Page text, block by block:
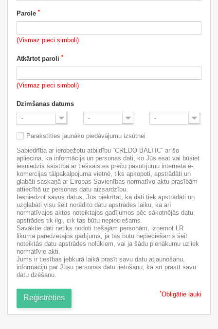
Parole *
(Vismaz pieci simboli)
Atkārtot paroli *
(Vismaz pieci simboli)
Dzimšanas datums
- - -
Parakstīties jaunāko piedāvājumu izsūtnei
Sabiedrība ar ierobežotu atbildību “CREDO BALTIC” ar šo
apliecina, ka informācija un personas dati, ko Jūs esat vai būsiet
iesniedzis saistībā ar tiešsaistes preču pasūtījumu interneta e-
komercijas tālpakalpojuma vietnē, tiks apkopoti, apstrādāti un
glabāti saskaņā ar Eiropas Savienības normatīvo aktu prasībām
attiecībā uz personas datu aizsardzību.
Iesniedzot savus datus, Jūs piekrītat, ka dati tiek apstrādāti un
uzglabāti visu šeit norādīto datu apstrādes laiku, kā arī
normatīvajos aktos noteiktajos gadījumos pēc sākotnējās datu
apstrādes tik ilgi, cik tas būtu nepieciešams.
Savāktie dati netiks nodoti trešajām personām, izņemot LR
likumā paredzētajos gadījums, ja tas būtu nepieciešams šeit
noteiktās datu apstrādes nolūkiem, vai ja šādu pienākumu uzliek
normatīvie akti.
Jums ir tiesības jebkurā laikā prasīt savu datu atjaunošanu,
informāciju par Jūsu personas datu lietošanu, kā arī prasīt savu
datu dzēšanu.
Reģistrēties
*Obligātie lauki